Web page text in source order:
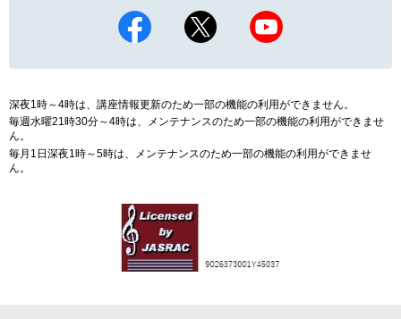
深夜1時～4時は、講座情報更新のため一部の機能の利用ができません。
毎週水曜21時30分～4時は、メンテナンスのため一部の機能の利用ができませ
ん。
毎月1日深夜1時～5時は、メンテナンスのため一部の機能の利用ができませ
ん。